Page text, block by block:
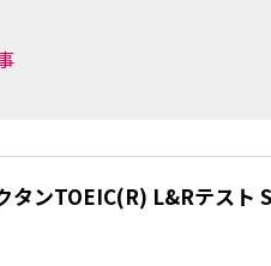
タンTOEIC(R) L&Rテスト